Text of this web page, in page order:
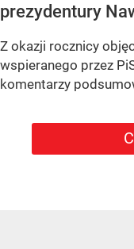
prezydentury
Z okazji rocznicy
wspieranego przez
komentarzy